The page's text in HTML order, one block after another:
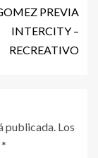
PREVIA
INTERCITY –
RECREATIVO
publicada. Los
*